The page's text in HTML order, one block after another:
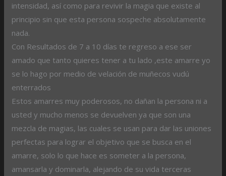
intensidad, así como para revivir la magia que existe al
principio sin que esta persona sospeche absolutamente
nada.
Con Resultados de 7 a 10 días te regreso a ese ser
amado que tanto quieres tener a tu lado ,este amarre yo
se lo hago por medio de velación de muñecos vudú
enterrados
Estos amarres muy poderosos, no dañan la persona ni a
usted y mucho menos se devuelven ya que son una
mezcla de magias, las cuales se usan para dar las uniones
perfectas para lograr el objetivo que se busca en el
amarre, solo lo que hace es someter a la persona,
amansarla y dominarla, alejando de su vida terceras